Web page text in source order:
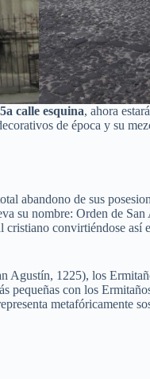
calle esquina, ahora
de época y su
abandono de sus
su nombre: Orden de
convirtiéndose así
Agustín, 1225), los
pequeñas con los
metafóricamente